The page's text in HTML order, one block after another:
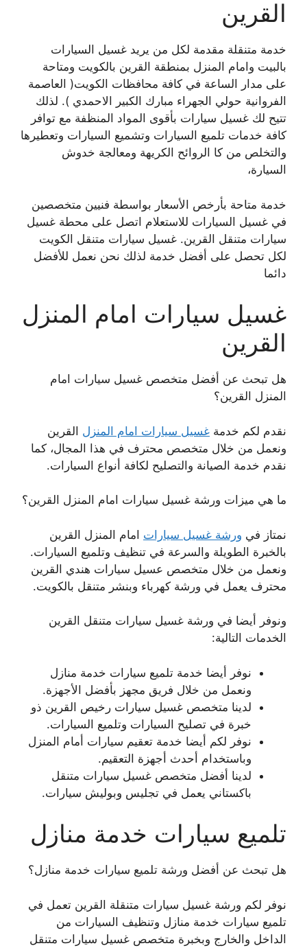
القرين
خدمة متنقلة مقدمة لكل من يريد غسيل السيارات
بالبيت وامام المنزل بمنطقة القرين بالكويت ومتاحة
على مدار الساعة في كافة محافظات الكويت( العاصمة
الفروانية حولي الجهراء مبارك الكبير الاحمدي ). لذلك
تتيح لك غسيل سيارات بأقوى المواد المنظفة مع توافر
كافة خدمات تلميع السيارات وتشميع السيارات وتعطيرها
والتخلص من كا الروائح الكريهة ومعالجة خدوش
السيارة،
خدمة متاحة بأرخص الأسعار بواسطة فنيين متخصصين
في غسيل السيارات للاستعلام اتصل على محطة غسيل
سيارات متنقل القرين. غسيل سيارات متنقل الكويت
لكل تحصل على أفضل خدمة لذلك نحن نعمل للأفضل
دائما
غسيل سيارات امام المنزل
القرين
هل تبحث عن أفضل متخصص غسيل سيارات امام
المنزل القرين؟
نقدم لكم خدمة غسيل سيارات امام المنزل القرين
ونعمل من خلال متخصص محترف في هذا المجال، كما
نقدم خدمة الصيانة والتصليح لكافة أنواع السيارات.
ما هي ميزات ورشة غسيل سيارات امام المنزل القرين؟
نمتاز في ورشة غسيل سيارات امام المنزل القرين
بالخبرة الطويلة والسرعة في تنظيف وتلميع السيارات.
ونعمل من خلال متخصص عسيل سيارات هندي القرين
محترف يعمل في ورشة كهرباء وبنشر متنقل بالكويت.
ونوفر أيضا في ورشة غسيل سيارات متنقل القرين
الخدمات التالية:
نوفر أيضا خدمة تلميع سيارات خدمة منازل
ونعمل من خلال فريق مجهز بأفضل الأجهزة.
لدينا متخصص غسيل سيارات رخيص القرين ذو
خبرة في تصليح السيارات وتلميع السيارات.
نوفر لكم أيضا خدمة تعقيم سيارات أمام المنزل
وباستخدام أحدث أجهزة التعقيم.
لدينا أفضل متخصص غسيل سيارات متنقل
باكستاني يعمل في تجليس وبوليش سيارات.
تلميع سيارات خدمة منازل
هل تبحث عن أفضل ورشة تلميع سيارات خدمة منازل؟
نوفر لكم ورشة غسيل سيارات متنقلة القرين تعمل في
تلميع سيارات خدمة منازل وتنظيف السيارات من
الداخل والخارج وبخبرة متخصص غسيل سيارات متنقل